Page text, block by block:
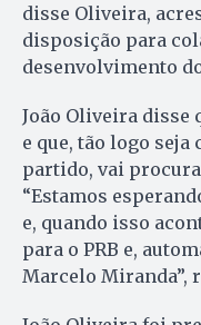
disse Oliveira,
disposição para
desenvolvimento
João Oliveira disse
e que, tão logo seja
partido, vai
“Estamos
e, quando isso
para o PRB e,
Marcelo Miranda”,